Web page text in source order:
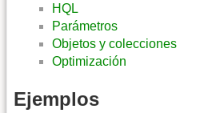
HQL
Parámetros
Objetos y colecciones
Optimización
Ejemplos